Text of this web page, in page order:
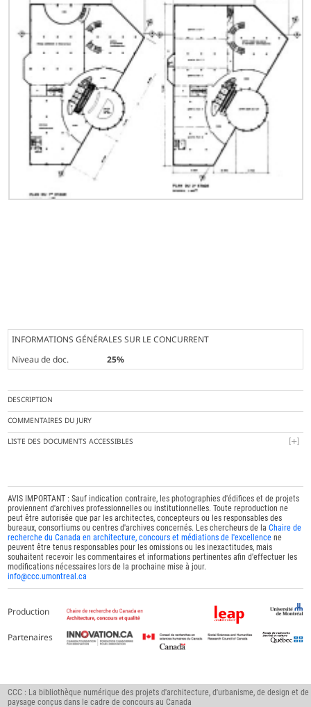
INFORMATIONS GÉNÉRALES SUR LE CONCURRENT
Niveau de doc.
25%
DESCRIPTION
COMMENTAIRES DU JURY
LISTE DES DOCUMENTS ACCESSIBLES
AVIS IMPORTANT : Sauf indication contraire, les photographies d'édifices et de projets
proviennent d'archives professionnelles ou institutionnelles. Toute reproduction ne
peut être autorisée que par les architectes, concepteurs ou les responsables des
bureaux, consortiums ou centres d'archives concernés. Les chercheurs de laChaire de
recherche du Canada en architecture, concours et médiations de l'excellence ne
peuvent être tenus responsables pour les omissions ou les inexactitudes, mais
souhaitent recevoir les commentaires et informations pertinentes afin d'effectuer les
modifications nécessaires lors de la prochaine mise à jour.
info@ccc.umontreal.ca
Production
Partenaires
CCC : La bibliothèque numérique des projets d'architecture, d'urbanisme, de design et de
paysage conçus dans le cadre de concours au Canada